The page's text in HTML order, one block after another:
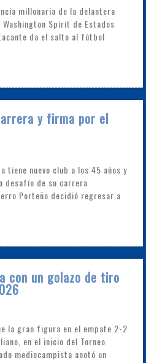
millonaria de la delantera
Spirit de Estados
da el salto al fútbol
y firma por el
tiene nuevo club a los 45 años y
desafío de su carrera
Porteño decidió regresar a
con un golazo de tiro
la gran figura en el empate 2-2
en el inicio del Torneo
mediocampista anotó un